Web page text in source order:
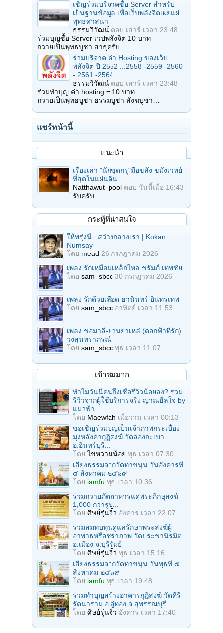
เชิญร่วมบริจาคซื้อ Server สำหรับ
เป็นฐานข้อมูล เพื่อเว็บพลังจิตเผยแผ่
พุทธศาสนา
ธรรมวิวัฒน์ ตอบ เสาร์ เวลา 23:48
ร่วมบุญซื้อ Server เวปพลังจิต 10 บาท
ถวายเป็นพุทธบูชา สาธุครับ…
ร่วมบริจาค ค่า Hosting ของเว็บ
พลังจิต ปี 2552 ...2558 -2559 -2560
- 2561 -2564
ธรรมวิวัฒน์ ตอบ เสาร์ เวลา 23:48
ร่วมทำบุญ ค่า hosting = 10 บาท
ถวายเป็นพุทธบูชา ธรรมบูชา สังฆบูชา…
แชร์หน้านี้
แนะนำ
เรื่องเล่า "นักขุดกรุ"มือขลัง ขมังเวทย์
ที่สุดในแผ่นดิน
Natthawut_pool ตอบ วันนี้เมื่อ 16:43
รับครับ…
กระทู้ที่น่าสนใจ
ให้พรุ่งนี้...สว่างกลางเรา | Kokan
Numsay
โดย mead 26 กรกฎาคม 2026
เพลง รักเหมือนเหล็กไหล ชรัมภ์ เทพชัย
โดย sam_sbcc 30 กรกฎาคม 2026
เพลง รักด้วยเลือด ธานินทร์ อินทรเทพ
โดย sam_sbcc อาทิตย์ เวลา 11:53
เพลง ช่อมาลี-ยวนย่าเหล่ (ดอกฟ้าที่รัก)
วงสุนทราภรณ์
โดย sam_sbcc พุธ เวลา 11:07
เข้าชมมาก
ทำไมวันนี้คนถึงเชื่อรีวิวน้อยลง? รวม
รีวิวจากผู้ใช้บริการจริง ญาณฮีลใจ by
แมวฟ้า
โดย Maewfah เมื่อวาน เวลา 00:13
ขอเชิญร่วมบุญเป็นเจ้าภาพกระเบื้อง
มุงหลังคากุฏิสงฆ์ วัดล่องกะเบา
อ.อินทร์บุรี...
โดยไข่หวานน้อย พุธ เวลา 07:30
เสียงธรรมจากวัดท่าขนุน วันอังคารที่
๔ สิงหาคม ๒๕๖๙
โดย iamfu พุธ เวลา 10:36
ร่วมถวายภัตตาหารแด่พระภิกษุสงฆ์
1,000 กว่ารูป...
โดย ศิษย์รุ่นจิ๋ว อังคาร เวลา 22:07
ร่วมสมทบทุนดูแลรักษาพระสงฆ์ผู้
อาพาธหรือชราภาพ วัดประชานิรมิต
อ.เมือง จ.บุรีรัมย์
โดย ศิษย์รุ่นจิ๋ว พุธ เวลา 15:16
เสียงธรรมจากวัดท่าขนุน วันพุธที่ ๕
สิงหาคม ๒๕๖๙
โดย iamfu พุธ เวลา 19:48
ร่วมทำบุญสร้างอาคารกุฎิสงฆ์ วัดคีรี
รัตนาราม อ.อู่ทอง จ.สุพรรณบุรี
โดย ศิษย์รุ่นจิ๋ว อังคาร เวลา 17:40